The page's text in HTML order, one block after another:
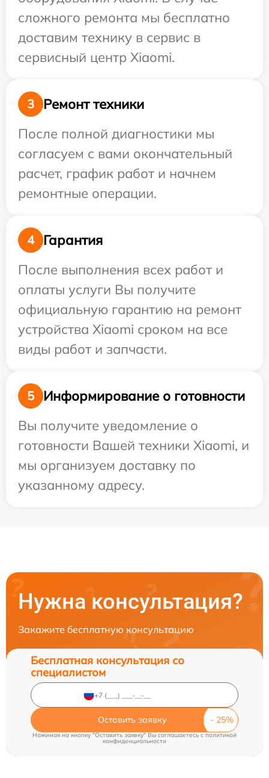
сложного ремонта мы бесплатно
доставим технику в сервис в
сервисный центр Xiaomi.
3
Ремонт техники
После полной диагностики мы
согласуем с вами окончательный
расчет, график работ и начнем
ремонтные операции.
4
Гарантия
После выполнения всех работ и
оплаты услуги Вы получите
официальную гарантию на ремонт
устройства Xiaomi сроком на все
виды работ и запчасти.
5
Информирование о готовности
Вы получите уведомление о
готовности Вашей техники Xiaomi, и
мы организуем доставку по
указанному адресу.
Нужна консультация?
Закажите бесплатную консультацию
Бесплатная консультация со
специалистом
Оставить заявку
Нажимая на кнопку "Оставить заявку" Вы соглашаетесь c политикой
конфиденциальности